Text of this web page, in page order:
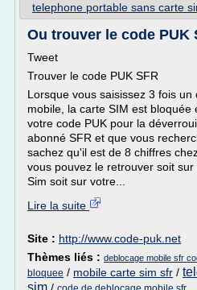
telephone portable sans carte
Ou trouver le code PUK
Tweet
Trouver le code PUK SFR
Lorsque vous saisissez 3 fois
mobile, la carte SIM est
votre code PUK pour la
abonné SFR et que vous
sachez qu'il est de 8 chiffres
vous pouvez le retrouver soit
Sim soit sur votre...
Lire la suite
Site : http://www.code-puk.net
Thèmes liés : deblocage mobile sfr
bloquee / mobile carte sim sfr /
sim